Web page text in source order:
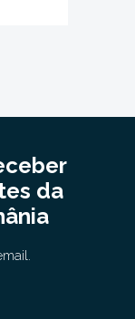
da